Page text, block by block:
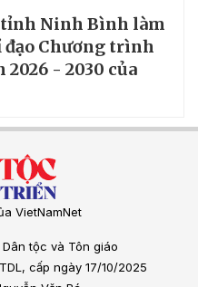
tỉnh Ninh Bình làm
đạo Chương trình
2026 - 2030 của
VietNamNet
tộc và Tôn giáo
cấp ngày 17/10/2025